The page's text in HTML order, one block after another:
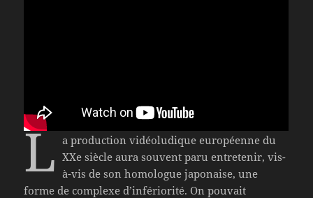
L a production vidéoludique européenne du
XXe siècle aura souvent paru entretenir, vis-
à-vis de son homologue japonaise, une
forme de complexe d’infériorité. On pouvait